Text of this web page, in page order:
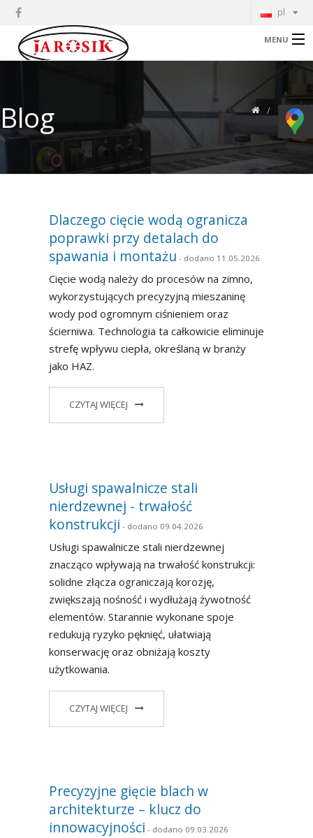
pl
MENU
Cięcie Laserem
Cięcie Wodą
Gięcie Blachy
Walcowanie Blach
Spawanie
BLOG
Blog
Dlaczego cięcie wodą ogranicza
poprawki przy detalach do
spawania i montażu - dodano 11.05.2026
Cięcie wodą należy do procesów na zimno,
wykorzystujących precyzyjną mieszaninę
wody pod ogromnym ciśnieniem oraz
ścierniwa. Technologia ta całkowicie eliminuje
strefę wpływu ciepła, określaną w branży
jako HAZ.
CZYTAJ WIĘCEJ
Usługi spawalnicze stali
nierdzewnej - trwałość
konstrukcji - dodano 09.04.2026
Usługi spawalnicze stali nierdzewnej
znacząco wpływają na trwałość konstrukcji:
solidne złącza ograniczają korozję,
zwiększają nośność i wydłużają żywotność
elementów. Starannie wykonane spoje
redukują ryzyko pęknięć, ułatwiają
konserwację oraz obniżają koszty
użytkowania.
CZYTAJ WIĘCEJ
Precyzyjne gięcie blach w
architekturze – klucz do
innowacyjności - dodano 09.03.2026